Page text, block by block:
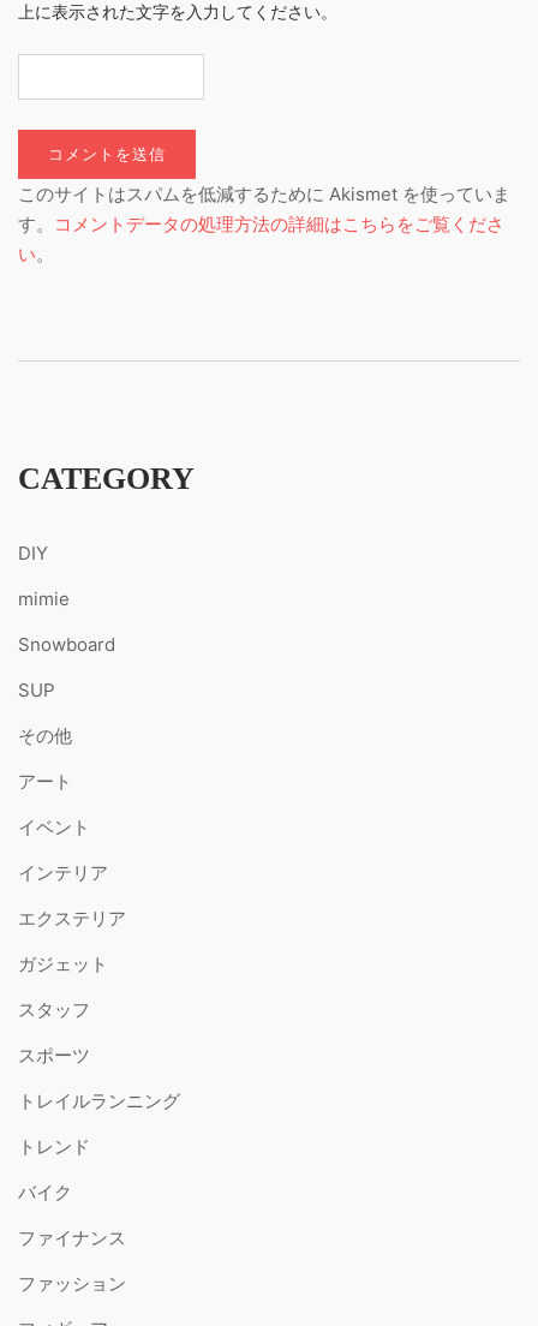
上に表示された文字を入力してください。
このサイトはスパムを低減するために Akismet を使っていま
す。
コメントデータの処理方法の詳細はこちらをご覧くださ
い。
CATEGORY
DIY
mimie
Snowboard
SUP
その他
アート
イベント
インテリア
エクステリア
ガジェット
スタッフ
スポーツ
トレイルランニング
トレンド
バイク
ファイナンス
ファッション